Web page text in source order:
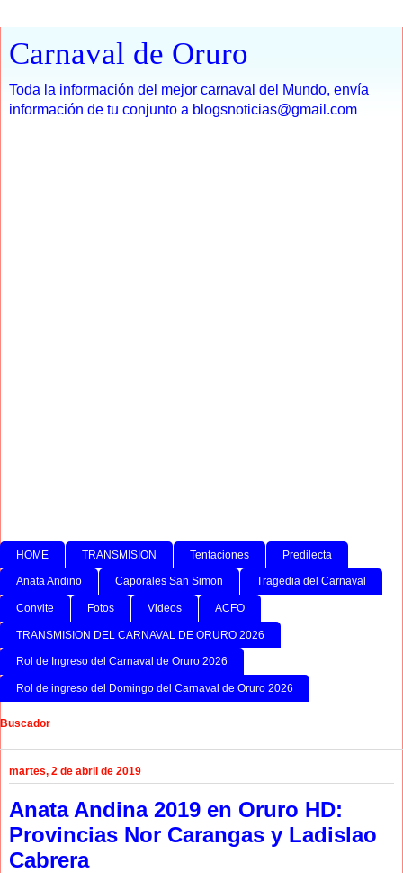
Carnaval de Oruro
Toda la información del mejor carnaval del Mundo, envía
información de tu conjunto a blogsnoticias@gmail.com
HOME TRANSMISION Tentaciones Predilecta
Anata Andino Caporales San Simon Tragedia del Carnaval
Convite Fotos Videos ACFO
TRANSMISION DEL CARNAVAL DE ORURO 2026
Rol de Ingreso del Carnaval de Oruro 2026
Rol de ingreso del Domingo del Carnaval de Oruro 2026
Buscador
martes, 2 de abril de 2019
Anata Andina 2019 en Oruro HD:
Provincias Nor Carangas y Ladislao
Cabrera